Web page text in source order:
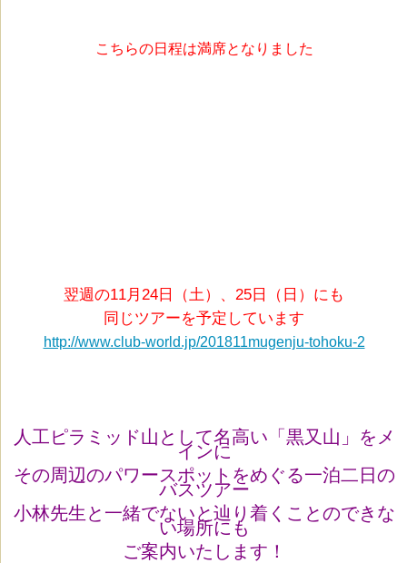
こちらの日程は満席となりました
翌週の11月24日（土）、25日（日）にも
同じツアーを予定しています
http://www.club-world.jp/201811mugenju-tohoku-2
人工ピラミッド山として名高い「黒又山」をメ
インに
その周辺のパワースポットをめぐる一泊二日の
バスツアー
小林先生と一緒でないと辿り着くことのできな
い場所にも
ご案内いたします！